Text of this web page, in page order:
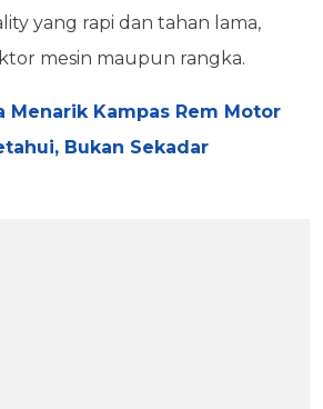
yang rapi dan tahan lama,
mesin maupun rangka.
Menarik Kampas Rem Motor
Bukan Sekadar